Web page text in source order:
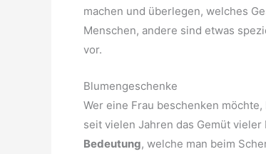
machen und überlegen, welches
Menschen, andere sind etwas
vor.
Blumengeschenke
Wer eine Frau beschenken
seit vielen Jahren das Gemüt
Bedeutung, welche man beim